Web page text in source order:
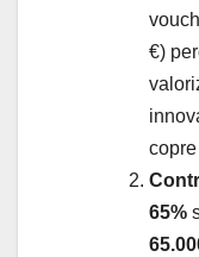
€)
65%